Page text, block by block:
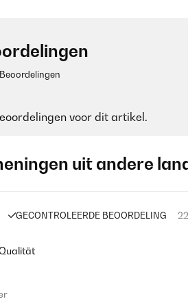
Beoordelingen
voor dit artikel.
uit andere
GECONTROLEERDE BEOORDELING